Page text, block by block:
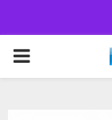
PRIMARY